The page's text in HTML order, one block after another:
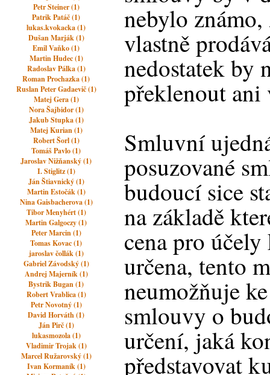
Petr Steiner (1)
Patrik Patáč (1)
lukas.kvokacka (1)
Dušan Marják (1)
Emil Vaňko (1)
Martin Hudec (1)
Radoslav Pálka (1)
Roman Prochazka (1)
Ruslan Peter Gadaevič (1)
Matej Gera (1)
Nora Šajbidor (1)
Jakub Stupka (1)
Matej Kurian (1)
Robert Šorl (1)
Tomáš Pavlo (1)
Jaroslav Nižňanský (1)
I. Stiglitz (1)
Ján Štiavnický (1)
Martin Estočák (1)
Nina Gaisbacherova (1)
Tibor Menyhért (1)
Martin Galgoczy (1)
Peter Marcin (1)
Tomas Kovac (1)
jaroslav čollák (1)
Gabriel Závodský (1)
Andrej Majerník (1)
Bystrik Bugan (1)
Robert Vrablica (1)
Petr Novotný (1)
David Horváth (1)
Ján Pirč (1)
lukasmozola (1)
Vladimir Trojak (1)
Marcel Ružarovský (1)
Ivan Kormaník (1)
nebylo
vlastně
nedostatek by
překlenout
Smluvní
posuzované
budoucí sice
na základě
cena pro
určena, tento
neumožňuje
smlouvy o
určení, jaká
představovat